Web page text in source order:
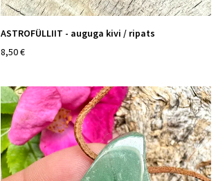
ASTROFÜLLIIT - auguga kivi / ripats
8,50 €